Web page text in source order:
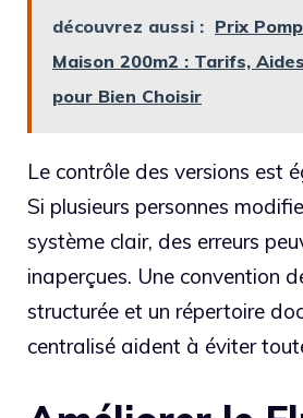
découvrez aussi : Prix
Maison 200m2 : Tarifs,
pour Bien Choisir
Le contrôle des versions est
Si plusieurs personnes
système clair, des erreurs
inaperçues. Une convention
structurée et un répertoire
centralisé aident à éviter